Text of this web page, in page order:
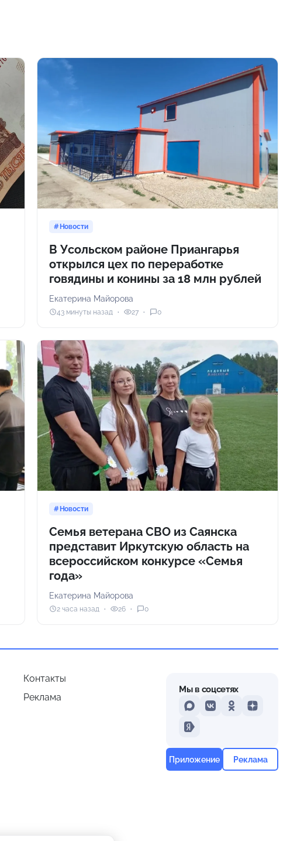
Новости
В Усольском районе Приангарья
открылся цех по переработке
говядины и конины за 18 млн рублей
Екатерина Майорова
43 минуты назад 27 0
Новости
Семья ветерана СВО из Саянска
представит Иркутскую область на
всероссийском конкурсе «Семья
года»
Екатерина Майорова
2 часа назад 26 0
Контакты
Реклама
Мы в соцсетях
MAXVKontakteOdnoklassniki
Dzen
Yandex
Приложение Реклама